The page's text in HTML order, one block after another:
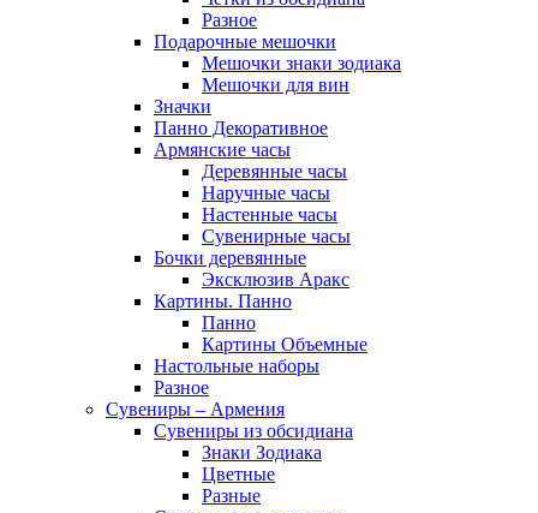
Разное
Подарочные мешочки
Мешочки знаки зодиака
Мешочки для вин
Значки
Панно Декоративное
Армянские часы
Деревянные часы
Наручные часы
Настенные часы
Сувенирные часы
Бочки деревянные
Эксклюзив Аракс
Картины. Панно
Панно
Картины Объемные
Настольные наборы
Разное
Сувениры – Армения
Сувениры из обсидиана
Знаки Зодиака
Цветные
Разные